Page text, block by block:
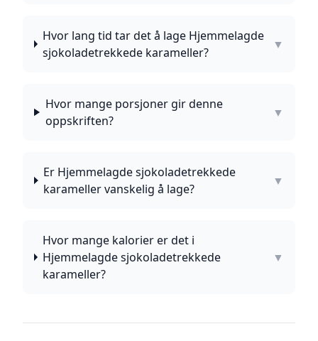
Hvor lang tid tar det å lage Hjemmelagde
sjokoladetrekkede karameller?
▼
Hvor mange porsjoner gir denne
oppskriften?
▼
Er Hjemmelagde sjokoladetrekkede
karameller vanskelig å lage?
▼
Hvor mange kalorier er det i
Hjemmelagde sjokoladetrekkede
karameller?
▼